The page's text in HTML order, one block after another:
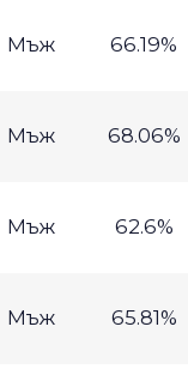
Мъж 66.19%
Мъж 68.06%
Мъж 62.6%
Мъж 65.81%